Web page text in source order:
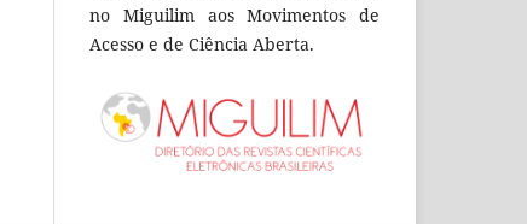
no Miguilim aos Movimentos de
Acesso e de Ciência Aberta.